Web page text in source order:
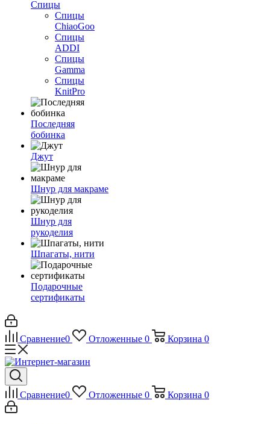
Спицы
Спицы
ChiaoGoo
Спицы
ADDI
Спицы
Gamma
Спицы
KnitPro
Последняя
бобинка
Джут
Шнур для макраме
Шнур для
рукоделия
Шпагаты, нити
Подарочные
сертификаты
Сравнение0 Отложенные 0 Корзина 0
Сравнение0 Отложенные 0 Корзина 0